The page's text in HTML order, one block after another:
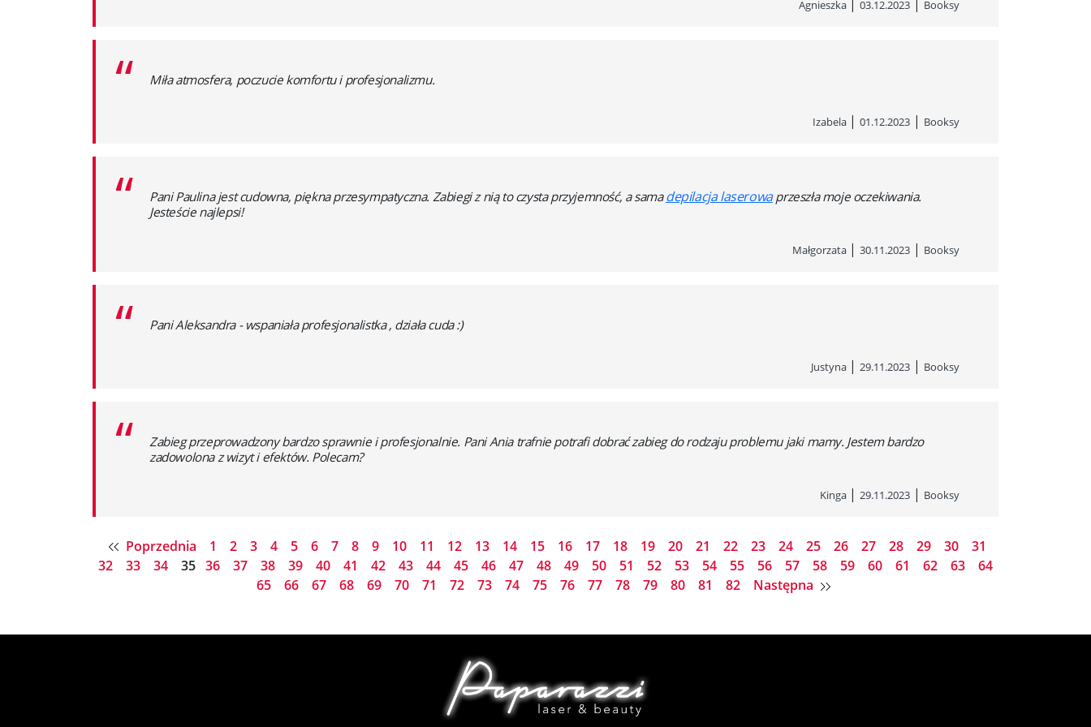
Agnieszka 03.12.2023 Booksy
“ Miła atmosfera, poczucie komfortu i profesjonalizmu.
Izabela | 01.12.2023 | Booksy
“ Pani Paulina jest cudowna, piękna przesympatyczna. Zabiegi z nią to czysta przyjemność, a samadepilacja laserowaprzeszła moje oczekiwania.
Jesteście najlepsi!
Małgorzata | 30.11.2023 | Booksy
“ Pani Aleksandra - wspaniała profesjonalistka , działa cuda :)
Justyna | 29.11.2023 | Booksy
“
Zabieg przeprowadzony bardzo sprawnie i profesjonalnie. Pani Ania trafnie potrafi dobrać zabieg do rodzaju problemu jaki mamy. Jestem bardzo
zadowolona z wizyt i efektów. Polecam?
Kinga | 29.11.2023 | Booksy
Poprzednia 1 2 3 4 5 6 7 8 9 10 11 12 13 14 15 16 17 18 19 20 21 22 23 24 25 26 27 28 29 30
31
32
33 34 35 36 37 38 39 40 41 42 43 44 45 46 47 48 49 50 51 52 53 54 55 56 57 58 59 60 61 62 63
64
65
66 67 68 69 70 71 72 73 74 75 76 77 78 79 80 81 82 Następna